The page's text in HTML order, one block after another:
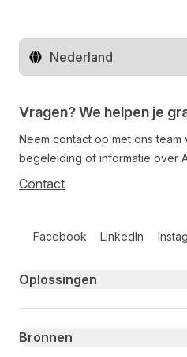
Regio wijzigen
Vragen? We helpen je
Neem contact op met ons team
begeleiding of informatie over
Contact
Facebook LinkedIn
Primary footer navigation
Oplossingen
Bronnen